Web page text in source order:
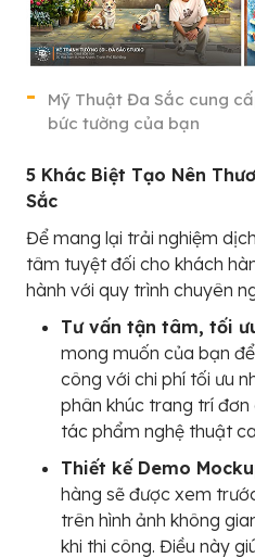
Mỹ Thuật Đa Sắc cung
bức tường của bạn
5 Khác Biệt Tạo Nên
Sắc
Để mang lại trải nghiệm
tâm tuyệt đối cho khách
hành với quy trình chuyên
Tư vấn tận tâm, tối
mong muốn của bạn
công với chi phí tối ưu
phân khúc trang trí đơn
tác phẩm nghệ thuật
Thiết kế Demo
hàng sẽ được xem
trên hình ảnh không
khi thi công. Điều này